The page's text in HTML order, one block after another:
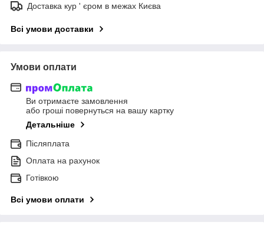
Доставка кур ' єром в межах Києва
Всі умови доставки
Умови оплати
Ви отримаєте замовлення
або гроші повернуться на вашу картку
Детальніше
Післяплата
Оплата на рахунок
Готівкою
Всі умови оплати